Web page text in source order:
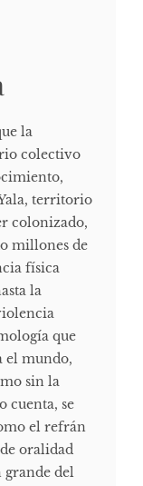
la
colectivo
territorio
colonizado,
millones de
física
la
que
el mundo,
sin la
cuenta, se
el refrán
oralidad
del